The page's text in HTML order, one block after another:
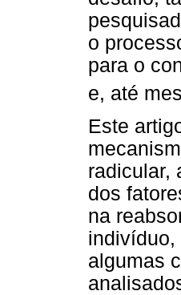
o
para o
e, até
Este
radicular,
dos
na
indivíduo,
algumas